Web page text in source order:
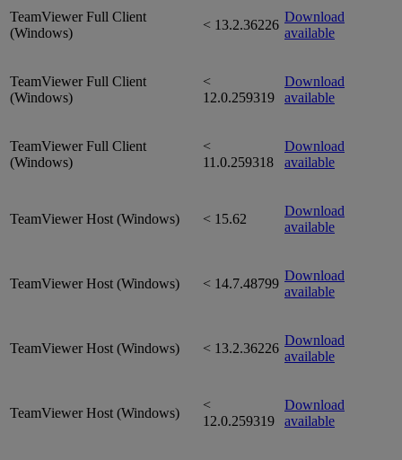
TeamViewer Full Client
(Windows)
< 13.2.36226
Download
available
TeamViewer Full Client
(Windows)
<
12.0.259319
Download
available
TeamViewer Full Client
(Windows)
<
11.0.259318
Download
available
TeamViewer Host (Windows) < 15.62
Download
available
TeamViewer Host (Windows) < 14.7.48799
Download
available
TeamViewer Host (Windows) < 13.2.36226
Download
available
TeamViewer Host (Windows)
<
12.0.259319
Download
available